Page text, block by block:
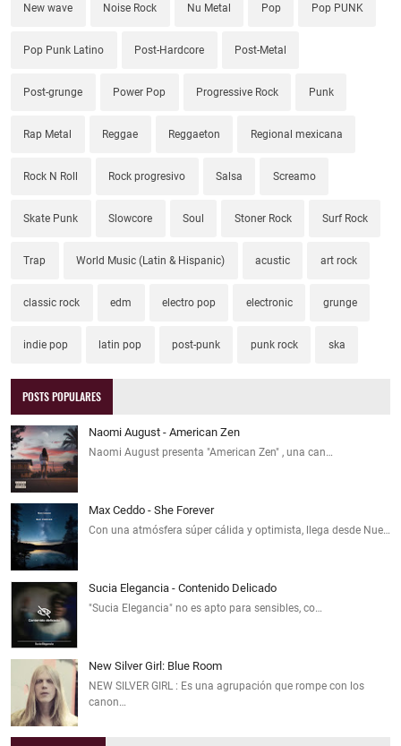
New wave Noise Rock Nu Metal Pop Pop PUNK
Pop Punk Latino Post-Hardcore Post-Metal
Post-grunge Power Pop Progressive Rock Punk
Rap Metal Reggae Reggaeton Regional mexicana
Rock N Roll Rock progresivo Salsa Screamo
Skate Punk Slowcore Soul Stoner Rock Surf Rock
Trap World Music (Latin & Hispanic) acustic art rock
classic rock edm electro pop electronic grunge
indie pop latin pop post-punk punk rock ska
POSTS POPULARES
Naomi August - American Zen
Naomi August presenta "American Zen" , una can…
Max Ceddo - She Forever
Con una atmósfera súper cálida y optimista, llega desde Nue…
Sucia Elegancia - Contenido Delicado
"Sucia Elegancia" no es apto para sensibles, co…
New Silver Girl: Blue Room
NEW SILVER GIRL : Es una agrupación que rompe con los
canon…